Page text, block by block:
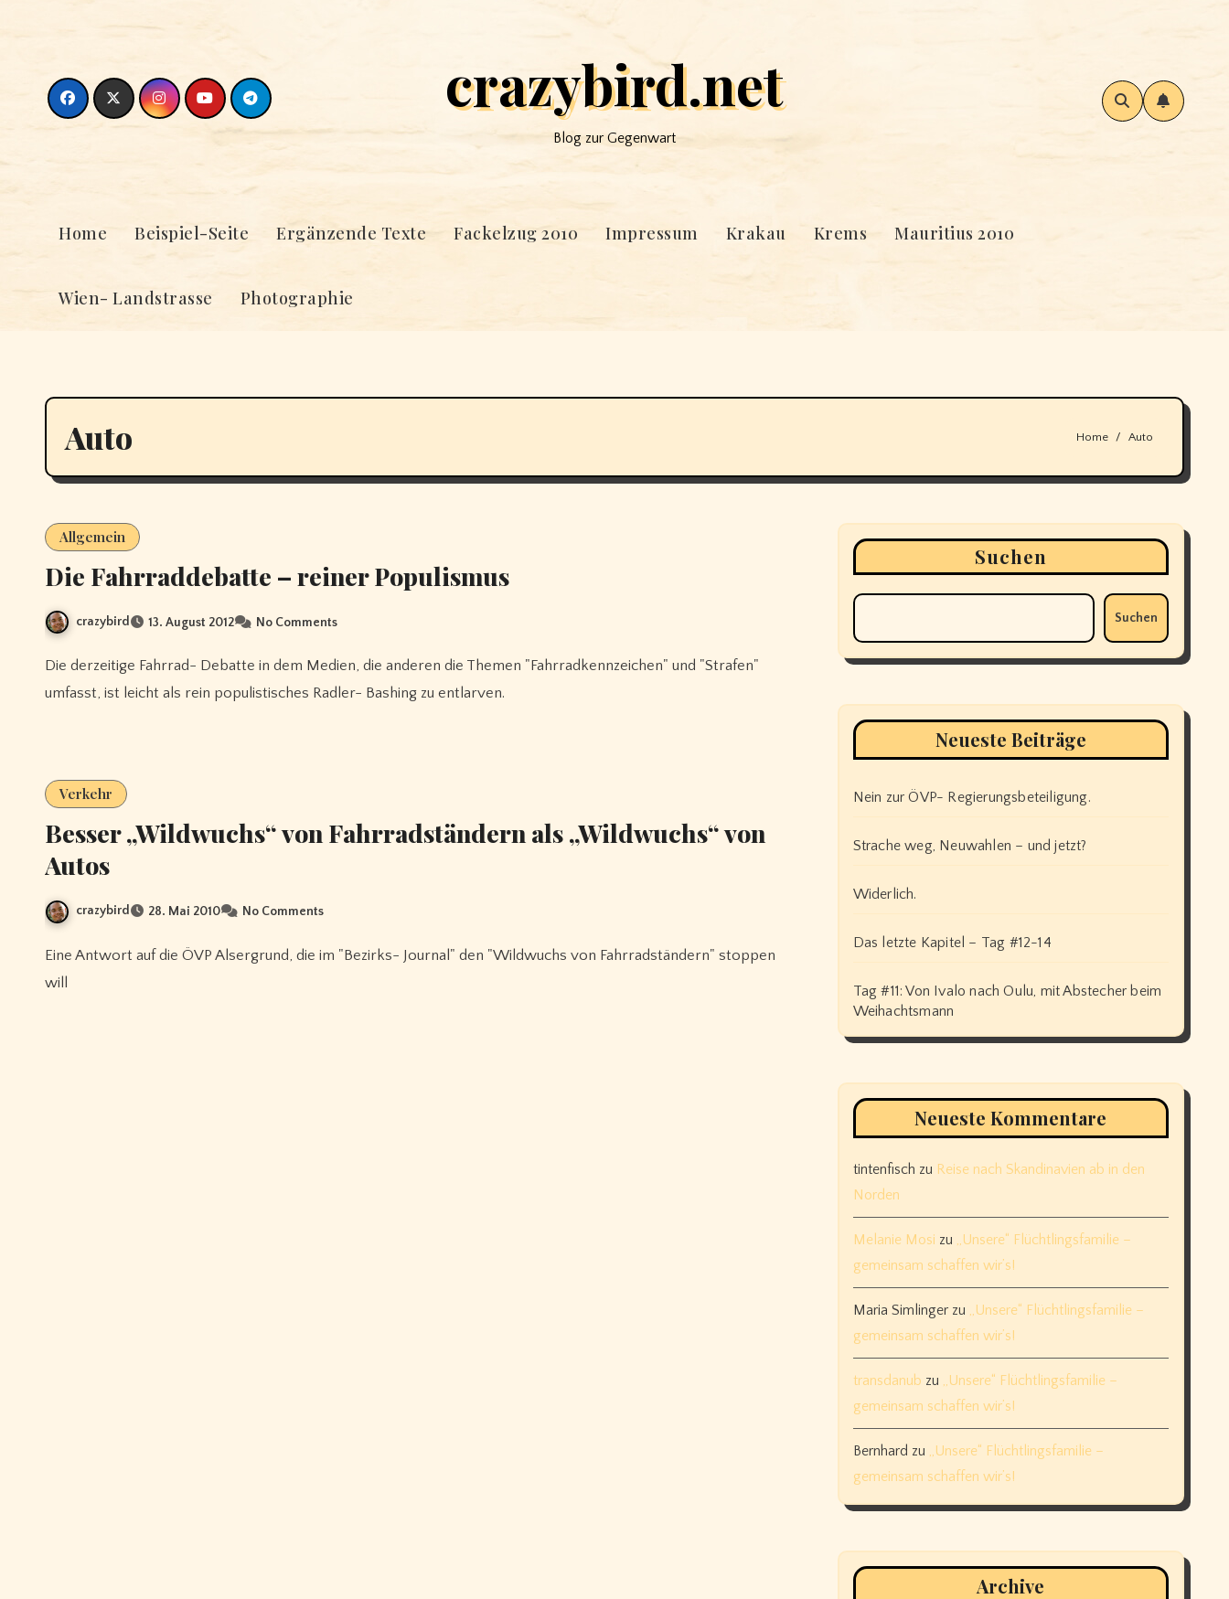
crazybird.net
Blog zur Gegenwart
Home Beispiel-Seite Ergänzende Texte Fackelzug 2010 Impressum Krakau Krems Mauritius 2010
Wien- Landstrasse Photographie
Auto Home Auto
Allgemein
Die Fahrraddebatte – reiner Populismus
crazybird 13. August 2012 No Comments
Die derzeitige Fahrrad- Debatte in dem Medien, die anderen die Themen "Fahrradkennzeichen" und "Strafen"
umfasst, ist leicht als rein populistisches Radler- Bashing zu entlarven.
Verkehr
Besser „Wildwuchs“ von Fahrradständern als „Wildwuchs“ von
Autos
crazybird 28. Mai 2010 No Comments
Eine Antwort auf die ÖVP Alsergrund, die im "Bezirks- Journal" den "Wildwuchs von Fahrradständern" stoppen
will
Suchen
Suchen
Neueste Beiträge
Nein zur ÖVP- Regierungsbeteiligung.
Strache weg, Neuwahlen – und jetzt?
Widerlich.
Das letzte Kapitel – Tag #12-14
Tag #11: Von Ivalo nach Oulu, mit Abstecher beim
Weihachtsmann
Neueste Kommentare
tintenfisch zu Reise nach Skandinavien ab in den
Norden
Melanie Mosi zu „Unsere“ Flüchtlingsfamilie –
gemeinsam schaffen wir’s!
Maria Simlingerzu „Unsere“ Flüchtlingsfamilie –
gemeinsam schaffen wir’s!
transdanub zu „Unsere“ Flüchtlingsfamilie –
gemeinsam schaffen wir’s!
Bernhard zu „Unsere“ Flüchtlingsfamilie –
gemeinsam schaffen wir’s!
Archive